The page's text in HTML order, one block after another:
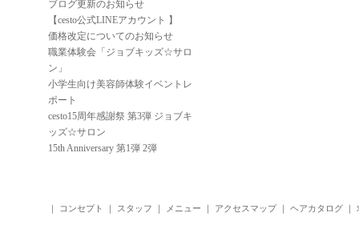
ブログ更新のお知らせ
【cesto公式LINEアカウント 】
価格改定についてのお知らせ
職業体験会「ジョブキッズ☆サロ
ン」
小学生向け美容師体験イベントレ
ポート
cesto15周年感謝祭 第3弾 ジョブキ
ッズ☆サロン
15th Anniversary 第1弾 2弾
コンセプト スタッフ メニュー アクセスマップ ヘアカタログ